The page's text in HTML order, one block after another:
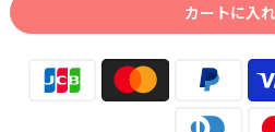
カートに入